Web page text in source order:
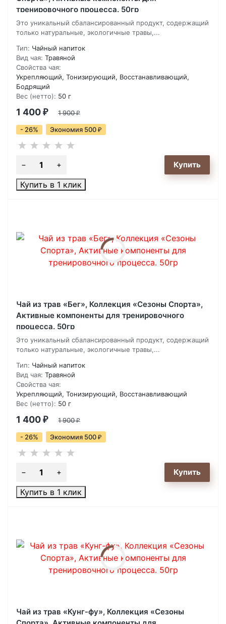
тренировочного процесса. 50гр
Это уникальный сбалансированный продукт, содержащий
только натуральные, экологичные травы,...
Тип: Чайный напиток
Вид чая: Травяной
Свойства чая:
Укрепляющий, Тонизирующий, Восстанавливающий,
Бодрящий
Вес (нетто): 50 г
1 400 ₽ 1 900₽
- 26% Экономия 500 ₽
Купить в 1 клик
Чай из трав «Бег», Коллекция «Сезоны Спорта»,
Активные компоненты для тренировочного
процесса. 50гр
Это уникальный сбалансированный продукт, содержащий
только натуральные, экологичные травы,...
Тип: Чайный напиток
Вид чая: Травяной
Свойства чая:
Укрепляющий, Тонизирующий, Восстанавливающий
Вес (нетто): 50 г
1 400 ₽ 1 900₽
- 26% Экономия 500 ₽
Купить в 1 клик
Чай из трав «Кунг-фу», Коллекция «Сезоны